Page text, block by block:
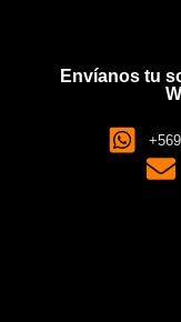
Envíanos tu